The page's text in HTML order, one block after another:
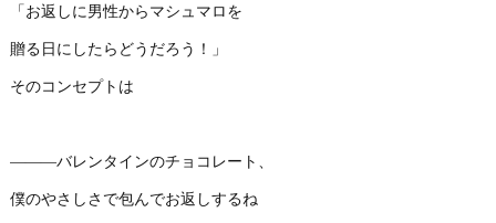
「お返しに男性からマシュマロを
贈る日にしたらどうだろう！」
そのコンセプトは
―――バレンタインのチョコレート、
僕のやさしさで包んでお返しするね